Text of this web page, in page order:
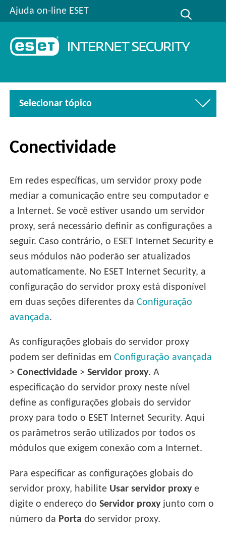
Ajuda on-line ESET
Selecionar tópico
Conectividade
Em redes específicas, um servidor proxy pode
mediar a comunicação entre seu computador e
a Internet. Se você estiver usando um servidor
proxy, será necessário definir as configurações a
seguir. Caso contrário, o ESET Internet Security e
seus módulos não poderão ser atualizados
automaticamente. No ESET Internet Security, a
configuração do servidor proxy está disponível
em duas seções diferentes daConfiguração
avançada.
As configurações globais do servidor proxy
podem ser definidas emConfiguração avançada
>Conectividade >Servidor proxy. A
especificação do servidor proxy neste nível
define as configurações globais do servidor
proxy para todo o ESET Internet Security. Aqui
os parâmetros serão utilizados por todos os
módulos que exigem conexão com a Internet.
Para especificar as configurações globais do
servidor proxy, habilite Usar servidor proxye
digite o endereço doServidor proxyjunto com o
número da Porta do servidor proxy.